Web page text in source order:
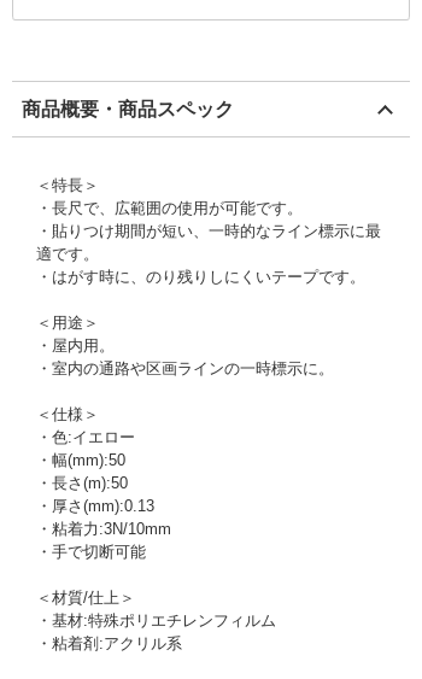
商品概要・商品スペック
＜特長＞
・長尺で、広範囲の使用が可能です。
・貼りつけ期間が短い、一時的なライン標示に最
適です。
・はがす時に、のり残りしにくいテープです。
＜用途＞
・屋内用。
・室内の通路や区画ラインの一時標示に。
＜仕様＞
・色:イエロー
・幅(mm):50
・長さ(m):50
・厚さ(mm):0.13
・粘着力:3N/10mm
・手で切断可能
＜材質/仕上＞
・基材:特殊ポリエチレンフィルム
・粘着剤:アクリル系